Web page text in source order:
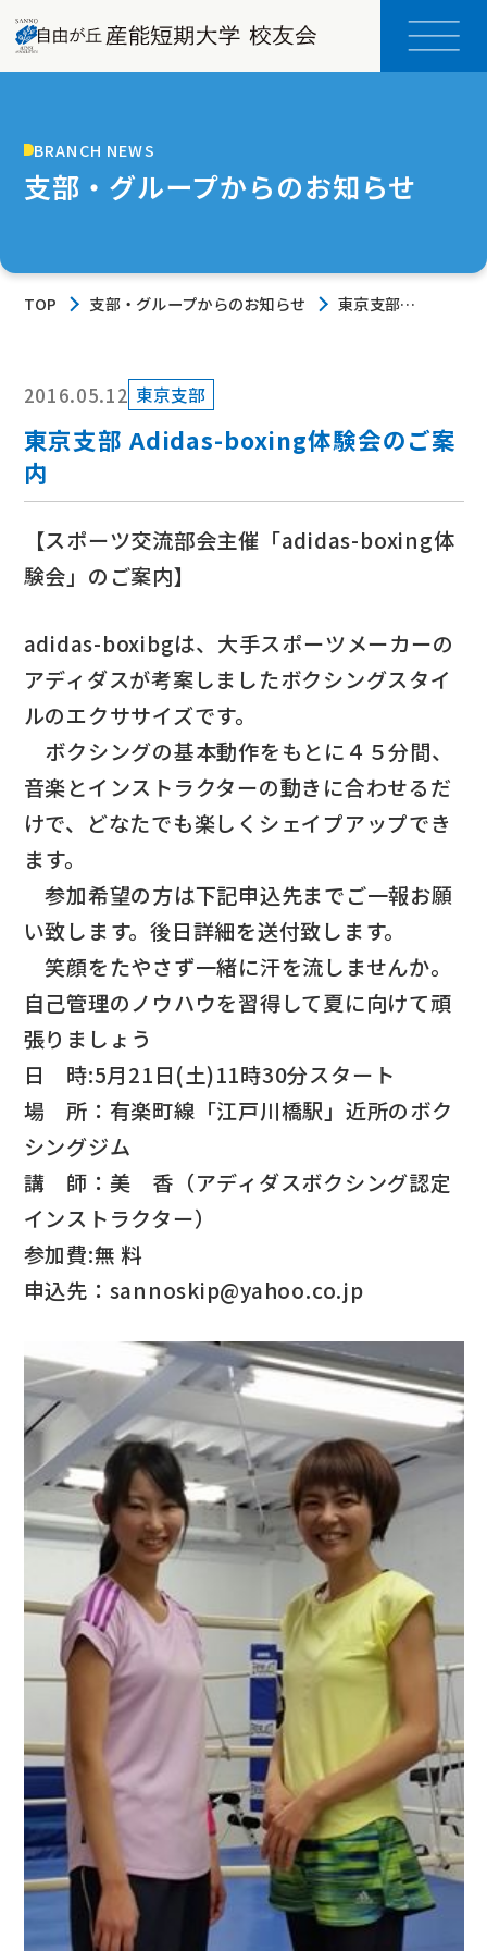
BRANCH NEWS
支部・グループからのお知らせ
TOP 支部・グループからのお知らせ
東京支部
2016.05.12 東京支部
東京支部 Adidas-boxing体験会のご案
内
【スポーツ交流部会主催「adidas-boxing体
験会」のご案内】
adidas-boxibgは、大手スポーツメーカーの
アディダスが考案しましたボクシングスタイ
ルのエクササイズです。
ボクシングの基本動作をもとに４５分間、
音楽とインストラクターの動きに合わせるだ
けで、どなたでも楽しくシェイプアップでき
ます。
参加希望の方は下記申込先までご一報お願
い致します。後日詳細を送付致します。
笑顔をたやさず一緒に汗を流しませんか。
自己管理のノウハウを習得して夏に向けて頑
張りましょう
日 時:5月21日(土)11時30分スタート
場 所：有楽町線「江戸川橋駅」近所のボク
シングジム
講 師：美 香（アディダスボクシング認定
インストラクター）
参加費:無 料
申込先：sannoskip@yahoo.co.jp